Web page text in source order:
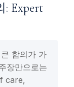
Expert
합의가 가
장만으로는
care,